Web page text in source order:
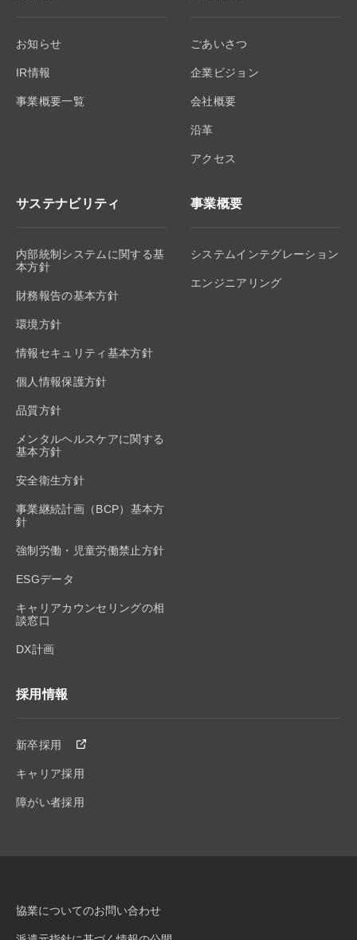
お知らせ
IR情報
事業概要一覧
ごあいさつ
企業ビジョン
会社概要
沿革
アクセス
サステナビリティ
内部統制システムに関する基
本方針
財務報告の基本方針
環境方針
情報セキュリティ基本方針
個人情報保護方針
品質方針
メンタルヘルスケアに関する
基本方針
安全衛生方針
事業継続計画（BCP）基本方
針
強制労働・児童労働禁止方針
ESGデータ
キャリアカウンセリングの相
談窓口
DX計画
事業概要
システムインテグレーション
エンジニアリング
採用情報
新卒採用
キャリア採用
障がい者採用
協業についてのお問い合わせ